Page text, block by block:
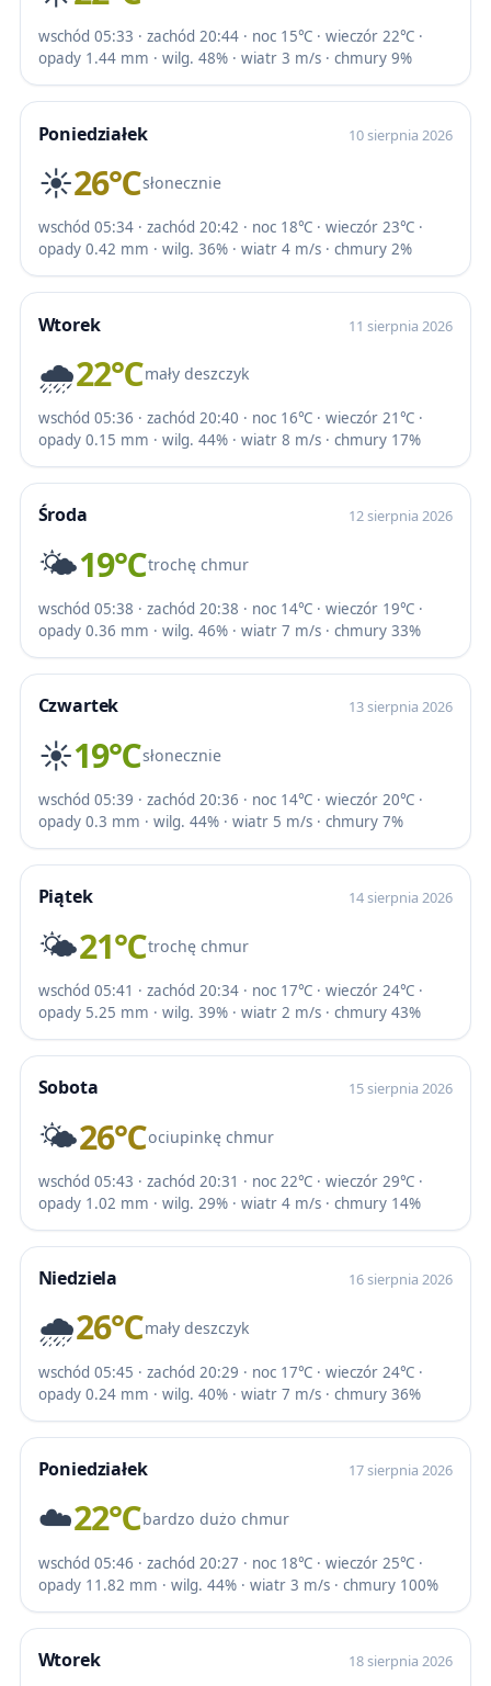
wschód 05:33 · zachód 20:44 · noc 15℃ · wieczór 22℃ ·
opady 1.44 mm · wilg. 48% · wiatr 3 m/s · chmury 9%
Poniedziałek 10 sierpnia 2026
☀️26℃słonecznie
wschód 05:34 · zachód 20:42 · noc 18℃ · wieczór 23℃ ·
opady 0.42 mm · wilg. 36% · wiatr 4 m/s · chmury 2%
Wtorek 11 sierpnia 2026
🌧️22℃mały deszczyk
wschód 05:36 · zachód 20:40 · noc 16℃ · wieczór 21℃ ·
opady 0.15 mm · wilg. 44% · wiatr 8 m/s · chmury 17%
Środa 12 sierpnia 2026
🌤️19℃trochę chmur
wschód 05:38 · zachód 20:38 · noc 14℃ · wieczór 19℃ ·
opady 0.36 mm · wilg. 46% · wiatr 7 m/s · chmury 33%
Czwartek 13 sierpnia 2026
☀️19℃słonecznie
wschód 05:39 · zachód 20:36 · noc 14℃ · wieczór 20℃ ·
opady 0.3 mm · wilg. 44% · wiatr 5 m/s · chmury 7%
Piątek 14 sierpnia 2026
🌤️21℃trochę chmur
wschód 05:41 · zachód 20:34 · noc 17℃ · wieczór 24℃ ·
opady 5.25 mm · wilg. 39% · wiatr 2 m/s · chmury 43%
Sobota 15 sierpnia 2026
🌤️26℃ociupinkę chmur
wschód 05:43 · zachód 20:31 · noc 22℃ · wieczór 29℃ ·
opady 1.02 mm · wilg. 29% · wiatr 4 m/s · chmury 14%
Niedziela 16 sierpnia 2026
🌧️26℃mały deszczyk
wschód 05:45 · zachód 20:29 · noc 17℃ · wieczór 24℃ ·
opady 0.24 mm · wilg. 40% · wiatr 7 m/s · chmury 36%
Poniedziałek 17 sierpnia 2026
☁️22℃bardzo dużo chmur
wschód 05:46 · zachód 20:27 · noc 18℃ · wieczór 25℃ ·
opady 11.82 mm · wilg. 44% · wiatr 3 m/s · chmury 100%
Wtorek 18 sierpnia 2026